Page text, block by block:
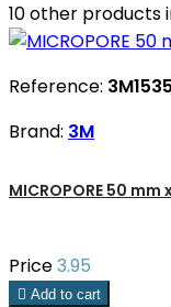
10 other products
Reference:
Brand: 3M
MICROPORE 50
Price3.95
 Add to cart